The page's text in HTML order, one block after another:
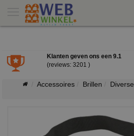
Klanten geven ons een 9.1
(reviews: 3201 )
Accessoires Brillen Diverse